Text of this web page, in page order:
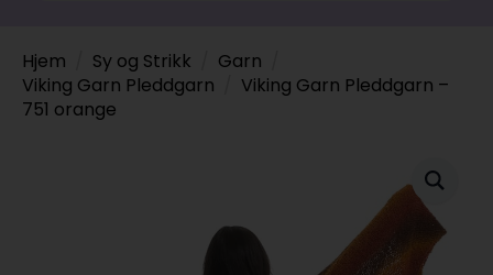
Hjem Sy og Strikk
Garn
Viking Garn Pleddgarn
Viking Garn Pleddgarn –
751 orange